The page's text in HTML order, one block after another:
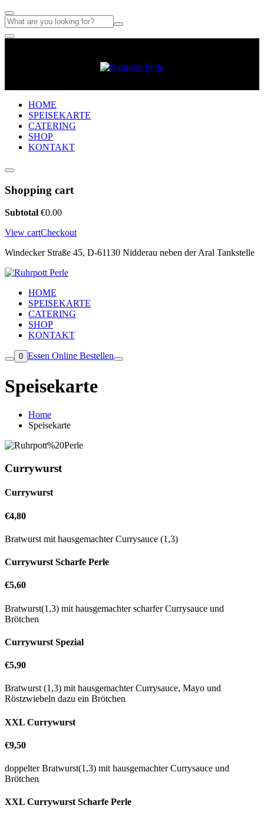
HOME
SPEISEKARTE
CATERING
SHOP
KONTAKT
Shopping cart
Subtotal €0.00
View cartCheckout
Windecker Straße 45, D-61130 Nidderau neben der Aral Tankstelle
HOME
SPEISEKARTE
CATERING
SHOP
KONTAKT
0 Essen Online Bestellen
Speisekarte
Home
Speisekarte
Currywurst
Currywurst
€4,80
Bratwurst mit hausgemachter Currysauce (1,3)
Currywurst Scharfe Perle
€5,60
Bratwurst(1,3) mit hausgemachter scharfer Currysauce und
Brötchen
Currywurst Spezial
€5,90
Bratwurst (1,3) mit hausgemachter Currysauce, Mayo und
Röstzwiebeln dazu ein Brötchen
XXL Currywurst
€9,50
doppelter Bratwurst(1,3) mit hausgemachter Currysauce und
Brötchen
XXL Currywurst Scharfe Perle